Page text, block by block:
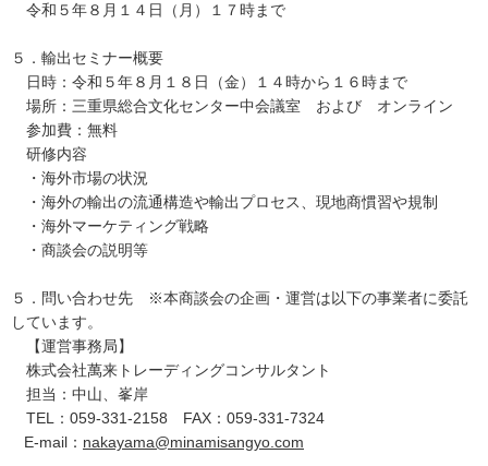
令和５年８月１４日（月）１７時まで
５．輸出セミナー概要
日時：令和５年８月１８日（金）１４時から１６時まで
場所：三重県総合文化センター中会議室 および オンライン
参加費：無料
研修内容
・海外市場の状況
・海外の輸出の流通構造や輸出プロセス、現地商慣習や規制
・海外マーケティング戦略
・商談会の説明等
５．問い合わせ先 ※本商談会の企画・運営は以下の事業者に委託
しています。
【運営事務局】
株式会社萬来トレーディングコンサルタント
担当：中山、峯岸
TEL：059-331-2158 FAX：059-331-7324
E-mail： nakayama@minamisangyo.com